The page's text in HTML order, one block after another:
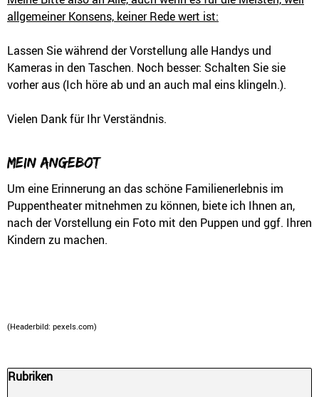
allgemeiner Konsens, keiner Rede wert ist:
Lassen Sie während der Vorstellung alle Handys und
Kameras in den Taschen. Noch besser: Schalten Sie sie
vorher aus (Ich höre ab und an auch mal eins klingeln.).
Vielen Dank für Ihr Verständnis.
Mein Angebot:
Um eine Erinnerung an das schöne Familienerlebnis im
Puppentheater mitnehmen zu können, biete ich Ihnen an,
nach der Vorstellung ein Foto mit den Puppen und ggf. Ihren
Kindern zu machen.
(Headerbild: pexels.com)
Block überspringen Rubriken
Rubriken